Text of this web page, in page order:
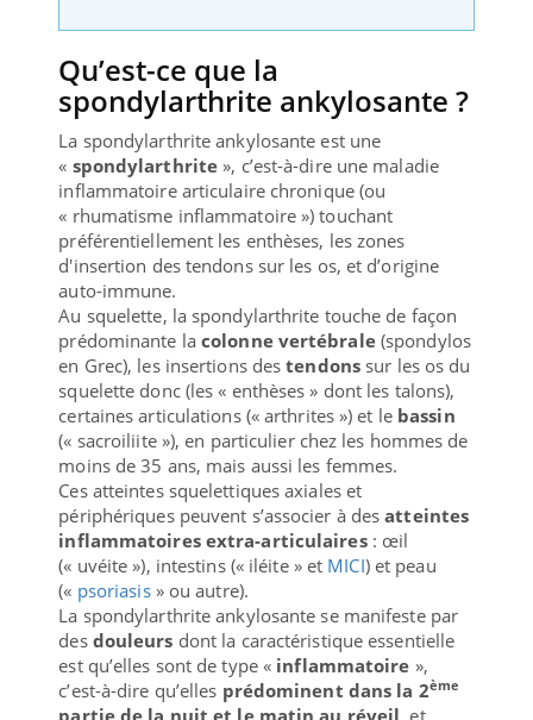
Qu’est-ce que la
spondylarthrite ankylosante ?
La spondylarthrite ankylosante est une
« spondylarthrite», c’est-à-dire une maladie
inflammatoire articulaire chronique (ou
« rhumatisme inflammatoire ») touchant
préférentiellement les enthèses, les zones
d'insertion des tendons sur les os, et d’origine
auto-immune.
Au squelette, la spondylarthrite touche de façon
prédominante la colonne vertébrale(spondylos
en Grec), les insertions destendons sur les os du
squelette donc (les « enthèses » dont les talons),
certaines articulations (« arthrites ») et le bassin
(« sacroiliite »), en particulier chez les hommes de
moins de 35 ans, mais aussi les femmes.
Ces atteintes squelettiques axiales et
périphériques peuvent s’associer à desatteintes
inflammatoires extra-articulaires : œil
(« uvéite »), intestins (« iléite » et MICI) et peau
(« psoriasis» ou autre).
La spondylarthrite ankylosante se manifeste par
des douleurs dont la caractéristique essentielle
est qu’elles sont de type « inflammatoire »,
c’est-à-dire qu’elles prédominent dans la 2ème
partie de la nuit et le matin au réveil, et